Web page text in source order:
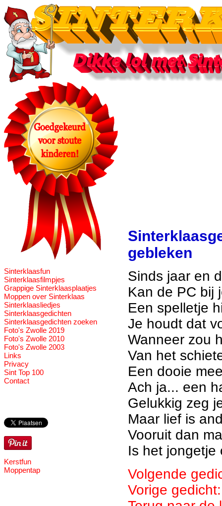
Sinterklaasfun
Sinterklaasfilmpjes
Grappige Sinterklaasplaatjes
Moppen over Sinterklaas
Sinterklaasliedjes
Sinterklaasgedichten
Sinterklaasgedichten zoeken
Foto's Zwolle 2019
Foto's Zwolle 2010
Foto's Zwolle 2003
Links
Privacy
Sint Top 100
Contact
Kerstfun
Moppentap
gebleken
Sinds jaar en
Kan de PC bij
Een spelletje
Je houdt dat
Wanneer zou
Van het
Een dooie
Ach ja... een
Gelukkig zeg
Maar lief is
Vooruit dan
Is het jongetje
Volgende
Vorige